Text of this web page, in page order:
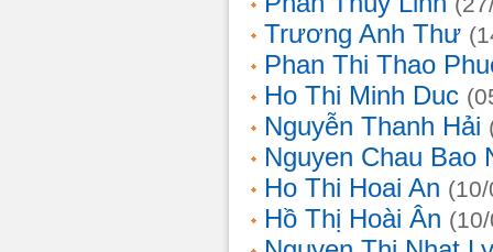
Trương Anh Thư
Phan Thi Thao
Ho Thi Minh Duc
Nguyễn Thanh Hải
Nguyen Chau Bao
Ho Thi Hoai An
Hồ Thị Hoài Ân